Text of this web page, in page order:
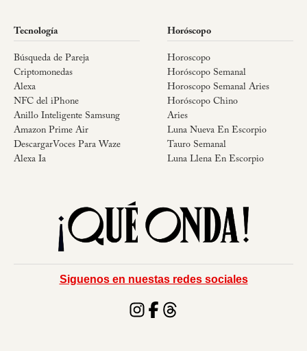
Tecnología
Búsqueda de Pareja
Criptomonedas
Alexa
NFC del iPhone
Anillo Inteligente Samsung
Amazon Prime Air
DescargarVoces Para Waze
Alexa Ia
Horóscopo
Horoscopo
Horóscopo Semanal
Horoscopo Semanal Aries
Horóscopo Chino
Aries
Luna Nueva En Escorpio
Tauro Semanal
Luna Llena En Escorpio
Siguenos en nuestas redes sociales